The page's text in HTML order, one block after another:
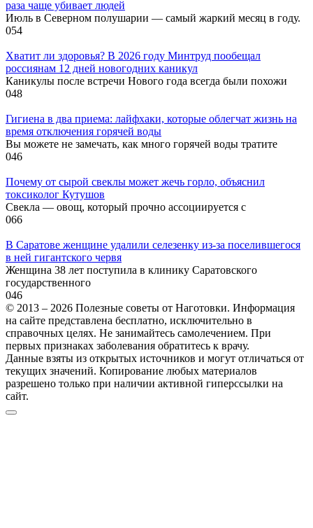
раза чаще убивает людей
Июль в Северном полушарии — самый жаркий месяц в году.
054
Хватит ли здоровья? В 2026 году Минтруд пообещал
россиянам 12 дней новогодних каникул
Каникулы после встречи Нового года всегда были похожи
048
Гигиена в два приема: лайфхаки, которые облегчат жизнь на
время отключения горячей воды
Вы можете не замечать, как много горячей воды тратите
046
Почему от сырой свеклы может жечь горло, объяснил
токсиколог Кутушов
Свекла — овощ, который прочно ассоциируется с
066
В Саратове женщине удалили селезенку из-за поселившегося
в ней гигантского червя
Женщина 38 лет поступила в клинику Саратовского
государственного
046
© 2013 – 2026 Полезные советы от Наготовки. Информация
на сайте представлена бесплатно, исключительно в
справочных целях. Не занимайтесь самолечением. При
первых признаках заболевания обратитесь к врачу.
Данные взяты из открытых источников и могут отличаться от
текущих значений. Копирование любых материалов
разрешено только при наличии активной гиперссылки на
сайт.